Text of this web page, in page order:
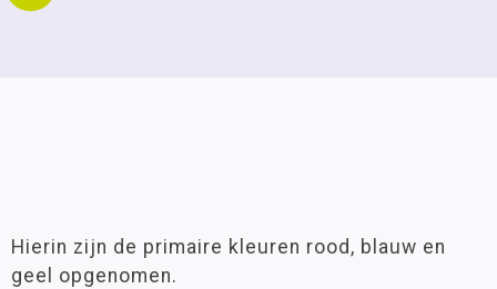
Hierin zijn de primaire kleuren rood, blauw en
geel opgenomen.